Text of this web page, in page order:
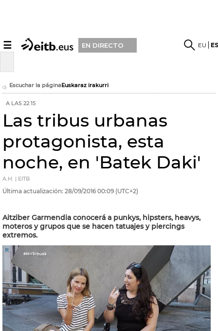
☰ EN DIRECTO EU
Escuchar la páginaEuskaraz irakurri
A LAS 22:15
Las tribus urbanas
protagonista, esta
noche, en 'Batek Daki'
A.H. | EITB
Última actualización: 28/09/2016 00:09 (UTC+2)
Aitziber Garmendia conocerá a punkys, hipsters, heavys,
moteros y grupos que se hacen tatuajes y piercings
extremos.